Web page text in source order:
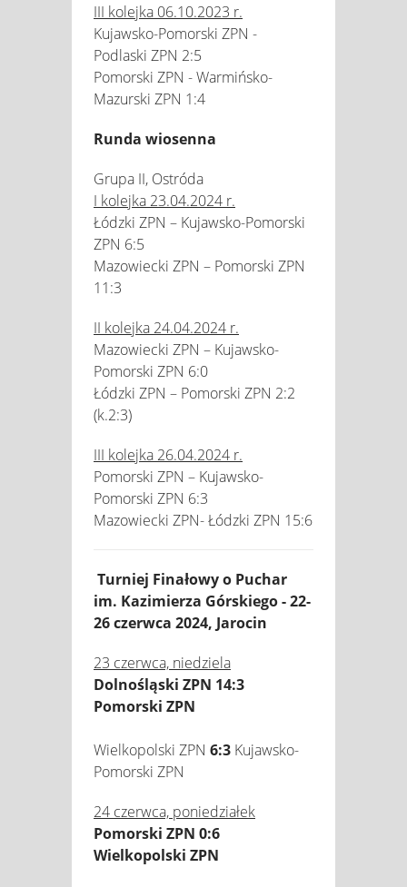
III kolejka 06.10.2023 r.
Kujawsko-Pomorski ZPN -
Podlaski ZPN 2:5
Pomorski ZPN - Warmińsko-
Mazurski ZPN 1:4
Runda wiosenna
Grupa II, Ostróda
I kolejka 23.04.2024 r.
Łódzki ZPN – Kujawsko-Pomorski
ZPN 6:5
Mazowiecki ZPN – Pomorski ZPN
11:3
II kolejka 24.04.2024 r.
Mazowiecki ZPN – Kujawsko-
Pomorski ZPN 6:0
Łódzki ZPN – Pomorski ZPN 2:2
(k.2:3)
III kolejka 26.04.2024 r.
Pomorski ZPN – Kujawsko-
Pomorski ZPN 6:3
Mazowiecki ZPN- Łódzki ZPN 15:6
Turniej Finałowy o Puchar
im. Kazimierza Górskiego - 22-
26 czerwca 2024, Jarocin
23 czerwca, niedziela
Dolnośląski ZPN 14:3
Pomorski ZPN
Wielkopolski ZPN 6:3 Kujawsko-
Pomorski ZPN
24 czerwca, poniedziałek
Pomorski ZPN 0:6
Wielkopolski ZPN